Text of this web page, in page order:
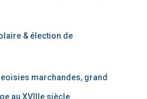
& élection de
marchandes, grand
au XVIIIe siècle